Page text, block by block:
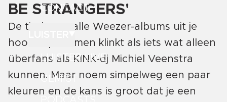
CONTACT
LUISTER LIVE
GEMIST
BE STRANGERS'
De titels van alle Weezer-albums uit je
hoofd opnoemen klinkt als iets wat alleen
überfans als KINK-dj Michiel Veenstra
kunnen. Maar noem simpelweg een paar
kleuren en de kans is groot dat je een